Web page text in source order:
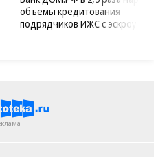
05.08.2026